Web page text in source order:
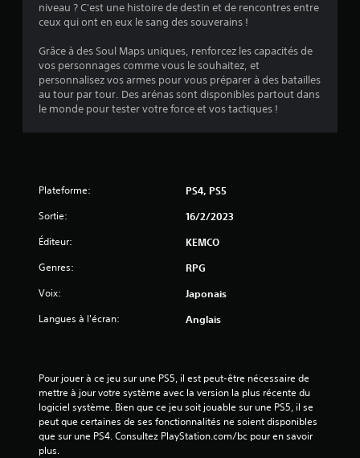
9
é
t
o
5
(
5
niveau ? C'est une histoire de destin et de rencontres entre
ceux qui ont en eux le sang des souverains !
Grâce à des Soul Maps uniques, renforcez les capacités de
vos personnages comme vous le souhaitez, et
personnalisez vos armes pour vous préparer à des batailles
au tour par tour. Des arénas sont disponibles partout dans
le monde pour tester votre force et vos tactiques !
Plateforme: PS4, PS5
Sortie: 16/2/2023
Éditeur: KEMCO
Genres: RPG
Voix: Japonais
Langues à l'écran: Anglais
Pour jouer à ce jeu sur une PS5, il est peut-être nécessaire de
mettre à jour votre système avec la version la plus récente du
logiciel système. Bien que ce jeu soit jouable sur une PS5, il se
peut que certaines de ses fonctionnalités ne soient disponibles
que sur une PS4. Consultez PlayStation.com/bc pour en savoir
plus.